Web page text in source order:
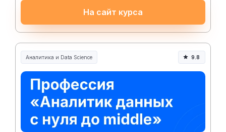
На сайт курса
Аналитика и Data Science 9.8